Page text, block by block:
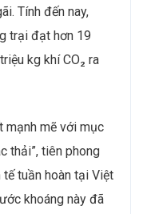
Tính đến nay,
trại đạt hơn 19
kg khí CO₂ ra
mạnh mẽ với mục
thải”, tiên phong
tế tuần hoàn tại Việt
khoáng này đã